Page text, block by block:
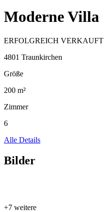
Moderne Villa
ERFOLGREICH VERKAUFT
4801 Traunkirchen
Größe
200 m²
Zimmer
6
Alle Details
Bilder
+7 weitere